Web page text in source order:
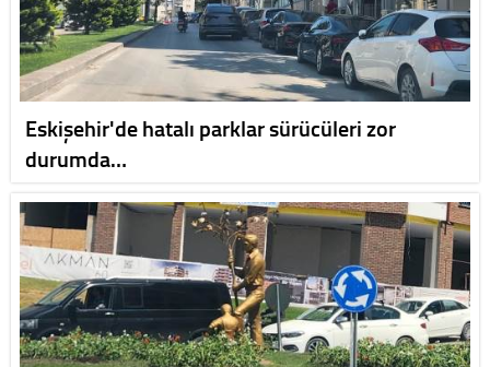
Eskişehir'de hatalı parklar sürücüleri zor
durumda…